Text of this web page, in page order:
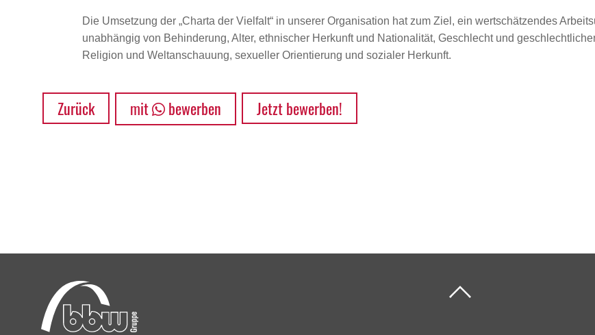
Die Umsetzung der „Charta der Vielfalt“ in unserer Organisation hat zum Ziel, ein wertschätzendes
unabhängig von Behinderung, Alter, ethnischer Herkunft und Nationalität, Geschlecht und
Religion und Weltanschauung, sexueller Orientierung und sozialer Herkunft.
Zurück mit bewerben Jetzt bewerben!